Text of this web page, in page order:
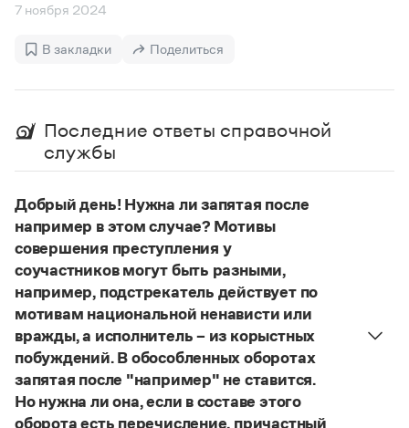
Управление в русском языке
Правила русской орфографии и пунктуации
Русский язык. Краткий теоретический курс
Письмовник
Справочник по пунктуации
Словарь-справочник трудностей
Справочник по фразеологии
Азбучные истины
Словарь-справочник непростые слова
Все справочники портала
Журнал
Новости и события
Управление в русском языке
Словарь русских имён
Правила русской орфографии и пунктуации
(1956)
7 ноября 2024
В закладки Поделиться
Последние ответы справочной
службы
Добрый день! Нужна ли запятая после
например в этом случае? Мотивы
совершения преступления у
соучастников могут быть разными,
например, подстрекатель действует по
мотивам национальной ненависти или
вражды, а исполнитель – из корыстных
побуждений. В обособленных оборотах
запятая после "например" не ставится.
Но нужна ли она, если в составе этого
оборота есть перечисление, причастный